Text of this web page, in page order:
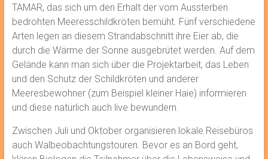
TAMAR, das sich um den Erhalt der vom Aussterben
bedrohten Meeresschildkröten bemüht. Fünf verschiedene
Arten legen an diesem Strandabschnitt ihre Eier ab, die
durch die Wärme der Sonne ausgebrütet werden. Auf dem
Gelände kann man sich über die Projektarbeit, das Leben
und den Schutz der Schildkröten und anderer
Meeresbewohner (zum Beispiel kleiner Haie) informieren
und diese natürlich auch live bewundern.
Zwischen Juli und Oktober organisieren lokale Reisebüros
auch Walbeobachtungstouren. Bevor es an Bord geht,